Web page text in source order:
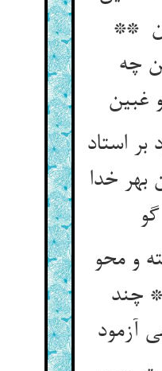
**
چه
بر استاد
خدا
و محو
چند